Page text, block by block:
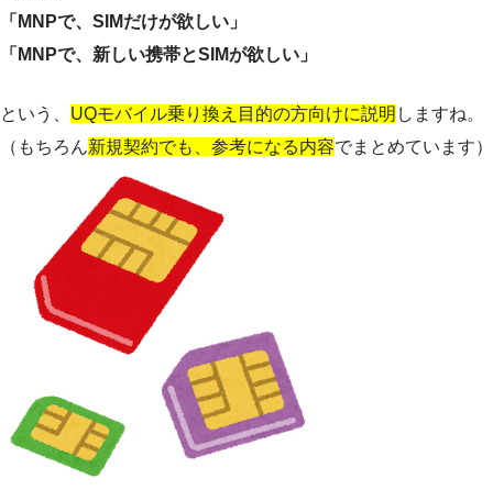
「MNPで、SIMだけが欲しい」
「MNPで、新しい携帯とSIMが欲しい」
という、 UQモバイル乗り換え目的の方向けに説明 しますね。
（もちろん新規契約でも、参考になる内容でまとめています）